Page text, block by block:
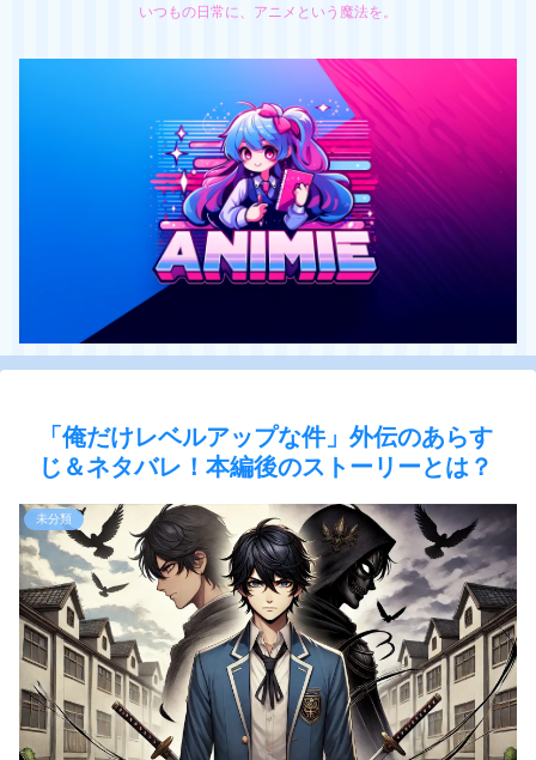
いつもの日常に、アニメという魔法を。
「俺だけレベルアップな件」外伝のあらす
じ＆ネタバレ！本編後のストーリーとは？
未分類